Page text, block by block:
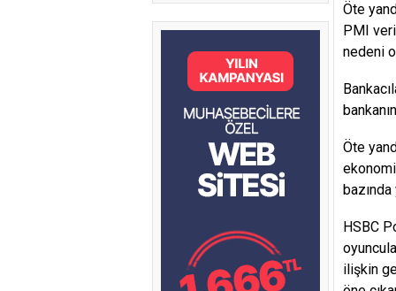
Öte
PMI
nedeni
Öte
HSBC
ilişkin